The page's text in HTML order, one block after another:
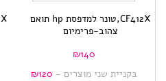
CF412X,טונר למדפסת hp תואם
צהוב-פרימיום
₪140
בקניית שני מוצרים -
₪120